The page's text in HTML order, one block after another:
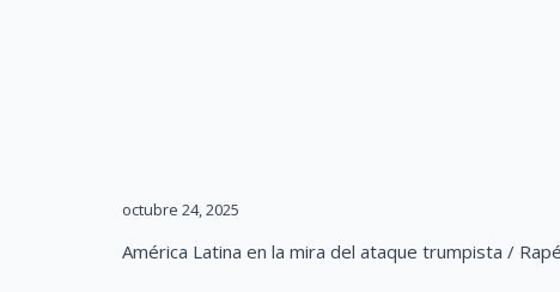
octubre 24, 2025
América Latina en la mira del